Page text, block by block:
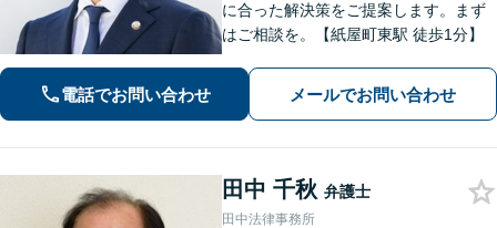
に合った解決策をご提案します。まず
はご相談を。【紙屋町東駅 徒歩1分】
電話でお問い合わせ メールでお問い合わせ
田中 千秋 弁護士
田中法律事務所